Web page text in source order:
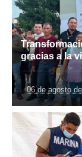
gracias a la
06 de agosto